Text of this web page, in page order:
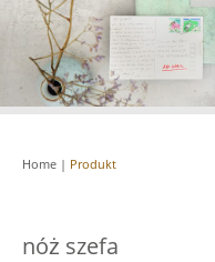
Home | Produkt
nóż szefa